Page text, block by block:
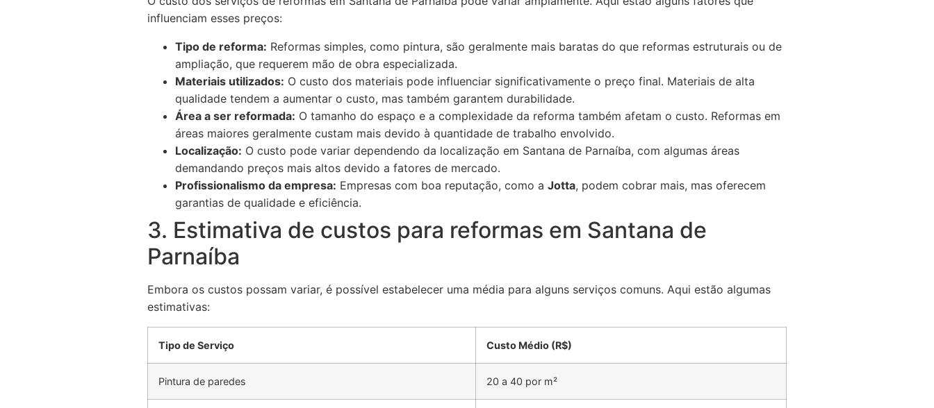
influenciam esses preços:
Tipo de reforma: Reformas simples, como pintura, são geralmente mais baratas do que reformas estruturais ou de
ampliação, que requerem mão de obra especializada.
Materiais utilizados: O custo dos materiais pode influenciar significativamente o preço final. Materiais de alta
qualidade tendem a aumentar o custo, mas também garantem durabilidade.
Área a ser reformada: O tamanho do espaço e a complexidade da reforma também afetam o custo. Reformas em
áreas maiores geralmente custam mais devido à quantidade de trabalho envolvido.
Localização: O custo pode variar dependendo da localização em Santana de Parnaíba, com algumas áreas
demandando preços mais altos devido a fatores de mercado.
Profissionalismo da empresa: Empresas com boa reputação, como a Jotta, podem cobrar mais, mas oferecem
garantias de qualidade e eficiência.
3. Estimativa de custos para reformas em Santana de
Parnaíba
Embora os custos possam variar, é possível estabelecer uma média para alguns serviços comuns. Aqui estão algumas
estimativas:
Tipo de Serviço Custo Médio (R$)
Pintura de paredes 20 a 40 por m²